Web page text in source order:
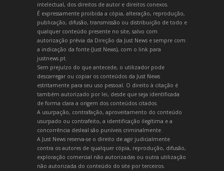
intelectual, dos direitos de autor e direitos conexos.
É expressamente proibida a cópia, alteração, reprodução,
publicação, difusão, transmissão ou distribuição de todo e
qualquer conteúdo presente no site, salvo com
autorização prévia da Direção da Just News e sempre com
a indicação da fonte (Just News), com o link para
justnews.pt.
Sem prejuízo do que antecede, o utilizador pode
descarregar ou copiar os conteúdos da Just News
estritamente para seu uso pessoal. O direito à citação é
também autorizado por lei, desde que seja identificada
de forma clara a origem dos conteúdos citados.
A usurpação, contrafação, aproveitamento do conteúdo
usurpado ou contrafeito, a identificação ilegítima e a
concorrência desleal são puníveis criminalmente.
A Just News reserva-se o direito de agir judicialmente
contra os autores de qualquer cópia, reprodução, difusão,
exploração comercial não autorizadas ou outra utilização
não autorizada do conteúdo do site por terceiros.